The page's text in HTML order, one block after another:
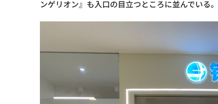
ンゲリオン』も入口の目立つところに並んでいる。